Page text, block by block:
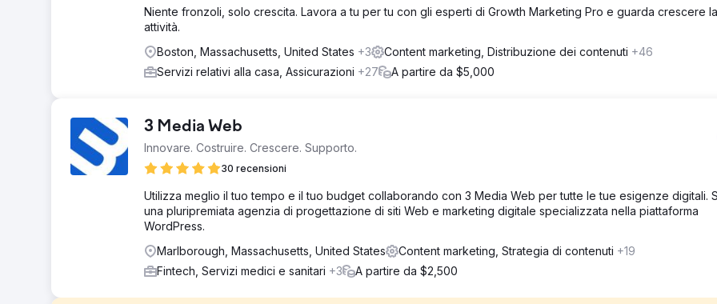
Niente fronzoli, solo crescita. Lavora a tu per tu con gli esperti di Growth Marketing Pro e guarda crescere
attività.
Boston, Massachusetts, United States +3 Content marketing, Distribuzione dei contenuti +46
Servizi relativi alla casa, Assicurazioni +27 A partire da $5,000
3 Media Web
Innovare. Costruire. Crescere. Supporto.
30 recensioni
Utilizza meglio il tuo tempo e il tuo budget collaborando con 3 Media Web per tutte le tue esigenze digitali.
una pluripremiata agenzia di progettazione di siti Web e marketing digitale specializzata nella piattaforma
WordPress.
Marlborough, Massachusetts, United States
Content marketing, Strategia di contenuti +19
Fintech, Servizi medici e sanitari +3 A partire da $2,500